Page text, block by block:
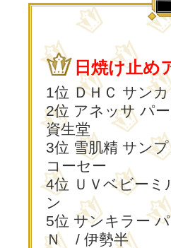
日焼け止め
1位 ＤＨＣ サン
2位 アネッサ パ
資生堂
3位 雪肌精 サン
コーセー
4位 ＵＶベビー
ン
5位 サンキラー
Ｎ / 伊勢半